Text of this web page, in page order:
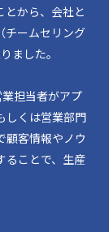
とから、会社と
チームセリング
ました。
担当者がアプ
しくは営業部門
顧客情報やノウ
ることで、生産